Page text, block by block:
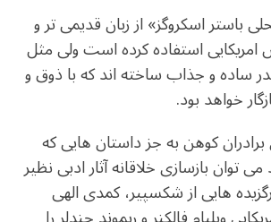
باستر اسکروگز» از زبان قدیمی تر و
استفاده کرده است ولی مثل
ساده و جذاب ساخته اند که با ذوق و
خواهد بود.
کوهن به جز داستان هایی که
توان بازسازی خلاقانه آثار ادبی نظیر
هایی از شکسپیر، کمدی الهی